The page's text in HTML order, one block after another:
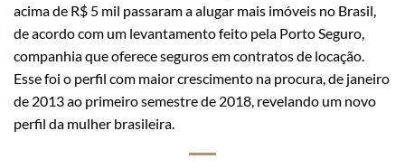
acima de R$ 5 mil passaram a alugar mais imóveis no Brasil,
de acordo com um levantamento feito pela Porto Seguro,
companhia que oferece seguros em contratos de locação.
Esse foi o perfil com maior crescimento na procura, de janeiro
de 2013 ao primeiro semestre de 2018, revelando um novo
perfil da mulher brasileira.